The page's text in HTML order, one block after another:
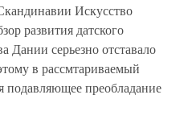
Искусство
развития датского
Дании серьезно отставало
в рассмтариваемый
подавляющее преобладание